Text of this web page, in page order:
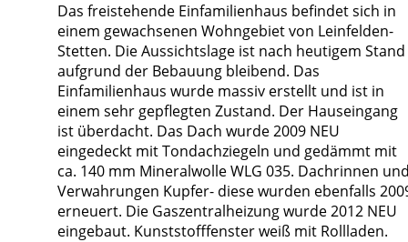
Das freistehende Einfamilienhaus befindet sich in
einem gewachsenen Wohngebiet von Leinfelden-
Stetten. Die Aussichtslage ist nach heutigem Stand
aufgrund der Bebauung bleibend. Das
Einfamilienhaus wurde massiv erstellt und ist in
einem sehr gepflegten Zustand. Der Hauseingang
ist überdacht. Das Dach wurde 2009 NEU
eingedeckt mit Tondachziegeln und gedämmt mit
ca. 140 mm Mineralwolle WLG 035. Dachrinnen
Verwahrungen Kupfer- diese wurden ebenfalls
erneuert. Die Gaszentralheizung wurde 2012 NEU
eingebaut. Kunststofffenster weiß mit Rollladen.